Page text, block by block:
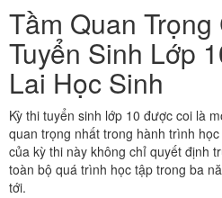
Tầm Quan Trọng
Tuyển Sinh Lớp
Lai Học Sinh
Kỳ thi tuyển sinh lớp 10 được coi là
quan trọng nhất trong hành trình
của kỳ thi này không chỉ quyết định
toàn bộ quá trình học tập trong ba
tới.